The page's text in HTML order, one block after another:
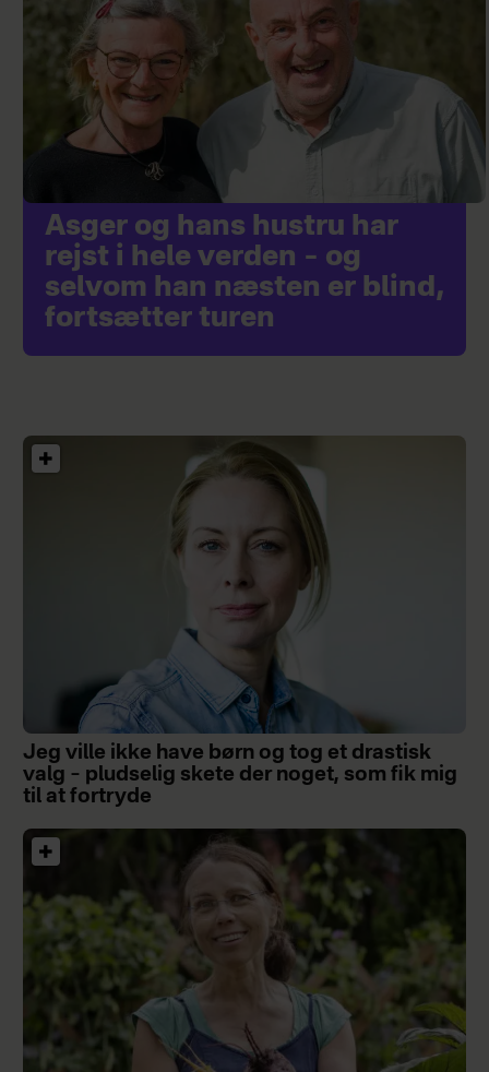
Asger og hans hustru har
rejst i hele verden – og
selvom han næsten er blind,
fortsætter turen
Jeg ville ikke have børn og tog et drastisk
valg – pludselig skete der noget, som fik mig
til at fortryde